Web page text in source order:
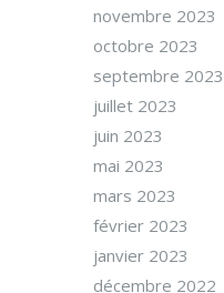
novembre 2023
octobre 2023
septembre 2023
juillet 2023
juin 2023
mai 2023
mars 2023
février 2023
janvier 2023
décembre 2022